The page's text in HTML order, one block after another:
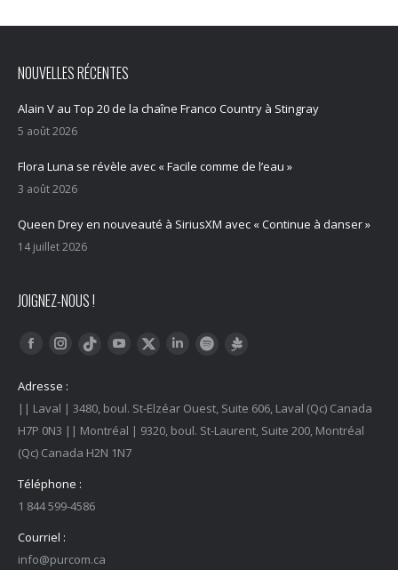
NOUVELLES RÉCENTES
Alain V au Top 20 de la chaîne Franco Country à Stingray
5 août 2026
Flora Luna se révèle avec « Facile comme de l’eau »
3 août 2026
Queen Drey en nouveauté à SiriusXM avec « Continue à danser »
14 juillet 2026
JOIGNEZ-NOUS !
Trouvez nous sur :
FacebookInstagram
Tiktok YouTubeTwitter LinkedInSpotify
Adresse :
|| Laval | 3480, boul. St-Elzéar Ouest, Suite 606, Laval (Qc) Canada
H7P 0N3 || Montréal | 9320, boul. St-Laurent, Suite 200, Montréal
(Qc) Canada H2N 1N7
Téléphone :
1 844 599-4586
Courriel :
info@purcom.ca